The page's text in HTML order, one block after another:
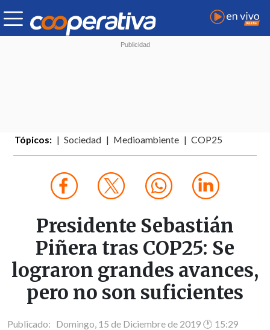
Tópicos: Sociedad Medioambiente COP25
Presidente Sebastián
Piñera tras COP25: Se
lograron grandes avances,
pero no son suficientes
Publicado: Domingo, 15 de Diciembre de 2019 🕐 15:29